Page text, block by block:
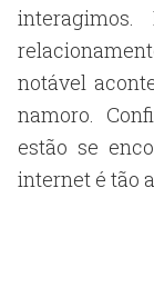
notável
namoro.
estão se
internet é tão